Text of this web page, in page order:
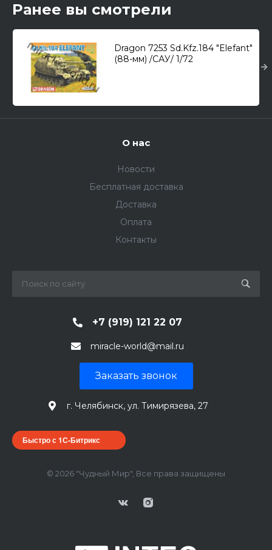
Ранее вы смотрели
Dragon 7253 Sd.Kfz.184 "Elefant"
(88-мм) /САУ/ 1/72
О нас
Новости
Бесплатная доставка
Доставка
Оплата
Контакты
+7 (919) 121 22 07
miracle-world@mail.ru
Заказать звонок
г. Челябинск, ул. Тимирязева, 27
Быстро с 1С-Битрикс
© 2026 "Чудный Мир", Все права защищены